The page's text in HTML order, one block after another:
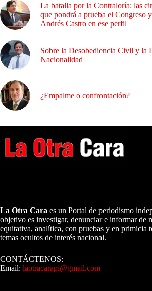
La batalla por la Contraloría: las
que pondrá a prueba el Congreso
Andrés Castro en ese perfil
Sobre la Desobediencia Civil y la
Nacionalidad
¿Empalme o confrontación?
La Otra Cara es un Portal de periodismo
objetivo es investigar, denunciar e informar de
equitativa, analítica, con pruebas y en primicia
temas ocultos de interés nacional.
CONTÁCTENOS:
Email: laotracarapi@gmail.com